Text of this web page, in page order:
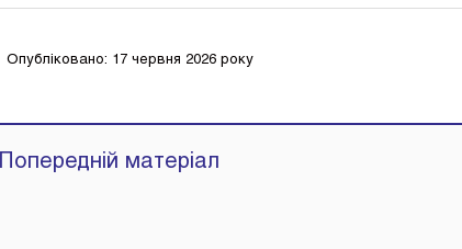
Опубліковано: 17 червня 2026 року
Попередній матеріал